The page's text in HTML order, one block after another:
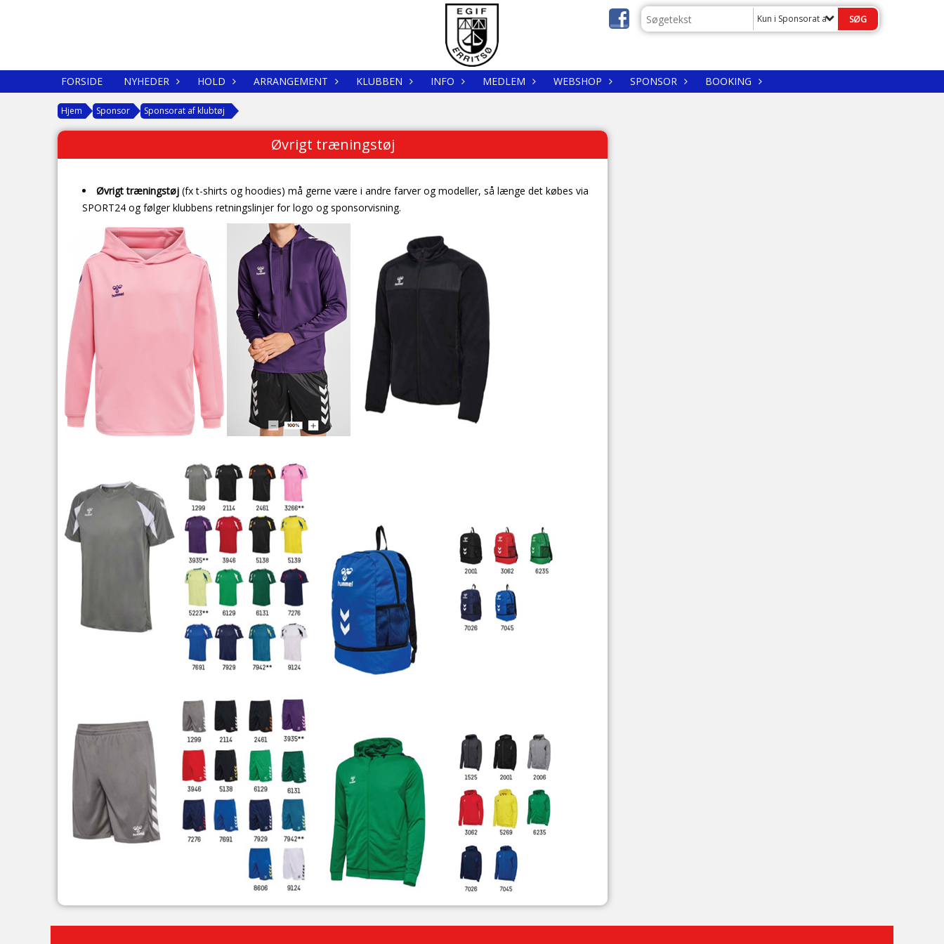
Kun i Sponsorat af klubtøj
FORSIDE NYHEDER HOLD ARRANGEMENT KLUBBEN INFO MEDLEM WEBSHOP SPONSOR BOOKING
Hjem Sponsor Sponsorat af klubtøj
Øvrigt træningstøj
Øvrigt træningstøj (fx t-shirts og hoodies) må gerne være i andre farver og modeller, så længe det købes via
SPORT24 og følger klubbens retningslinjer for logo og sponsorvisning.